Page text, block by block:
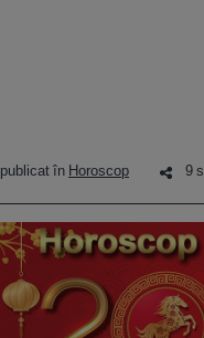
publicat în Horoscop 9